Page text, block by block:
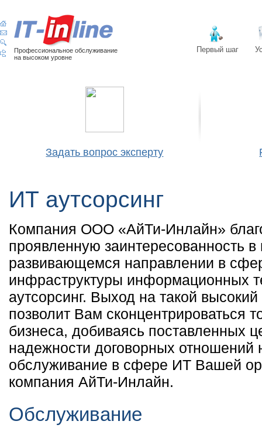
Профессиональное обслуживание
на высоком уровне
Первый шаг
Задать вопрос эксперту
ИТ аутсорсинг
Компания ООО «АйТи-Инлайн»
проявленную заинтересованность
развивающемся направлении в
инфраструктуры информационных
аутсорсинг. Выход на такой
позволит Вам сконцентрироваться
бизнеса, добиваясь поставленных
надежности договорных отношений
обслуживание в сфере ИТ Вашей
компания АйТи-Инлайн.
Обслуживание